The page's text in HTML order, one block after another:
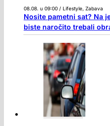
08.08. u 09:00 / Lifestyle, Zabava
Nosite pametni sat? Na
biste naročito trebali